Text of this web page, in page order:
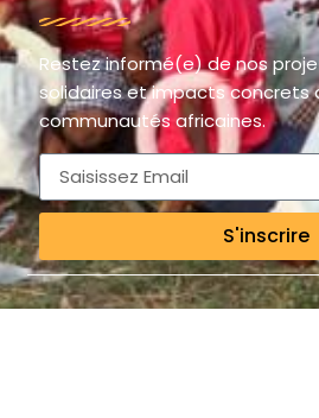
Restez informé(e) de nos
solidaires et impacts concrets
communautés africaines.
S'inscrire